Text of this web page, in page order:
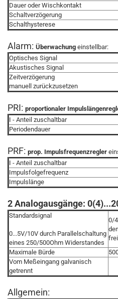
Dauer oder Wischkontakt
Schaltverzögerung
Schalthysterese
Alarm: Überwachung einstellbar:
Optisches Signal
Akustisches Signal
Zeitverzögerung
manuell zurückzusetzen
PRI: proportionaler
I - Anteil zuschaltbar
Periodendauer
PRF: prop. Impulsfrequenzregler
I - Anteil zuschaltbar
Impulsfolgefrequenz
Impulslänge
2 Analogausgänge:
Standardsignal
0...5V/10V durch Parallelschaltung
eines 250/500Ohm Widerstandes
0/
Maximale Bürde
Vom Meßeingang galvanisch
getrennt
Allgemein: